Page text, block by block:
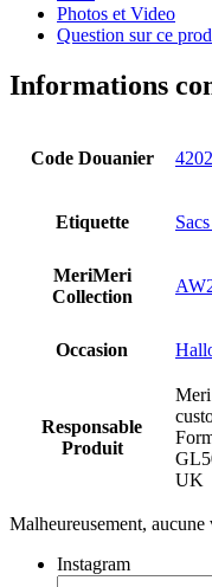
Photos et Video
Question sur ce
Informations
Code Douanier
Etiquette
MeriMeri
Collection
Occasion
Responsable
Produit
UK
Malheureusement,
Instagram